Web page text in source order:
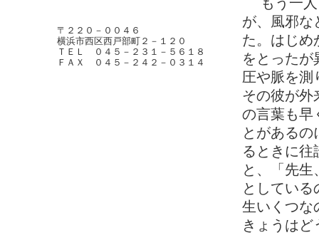
〒２２０－００４６
横浜市西区西戸部町２－１２０
ＴＥＬ ０４５－２３１－５６１８
ＦＡＸ ０４５－２４２－０３１４
もう一人
が、風邪な
た。はじめ
をとったが
圧や脈を測
その彼が外
の言葉も早
とがある
るときに往
と、「先
としてい
生いくつ
きょうは